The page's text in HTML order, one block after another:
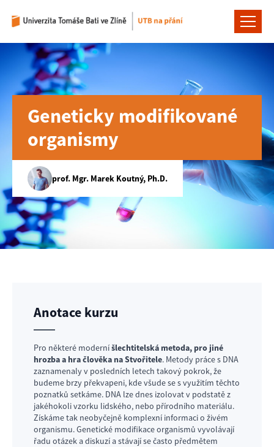
Geneticky modifikované
organismy
prof. Mgr. Marek Koutný, Ph.D.
Anotace kurzu
Pro některé moderníšlechtitelská metoda, pro jiné
hrozba a hra člověka na Stvořitele. Metody práce s DNA
zaznamenaly v posledních letech takový pokrok, že
budeme brzy překvapeni, kde všude se s využitím těchto
poznatků setkáme. DNA lze dnes izolovat v podstatě z
jakéhokoli vzorku lidského, nebo přírodního materiálu.
Získáme tak neobyčejně komplexní informaci o živém
organismu. Genetické modifikace organismů vyvolávají
řadu otázek a diskuzí a stávají se často předmětem